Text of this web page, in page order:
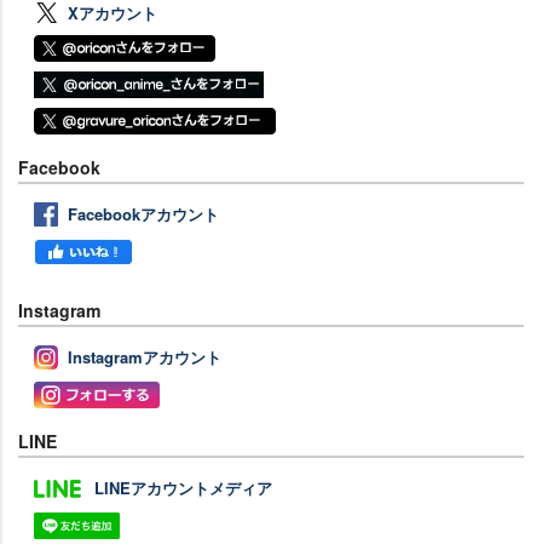
Xアカウント
Facebook
Facebookアカウント
Instagram
Instagramアカウント
LINE
LINEアカウントメディア